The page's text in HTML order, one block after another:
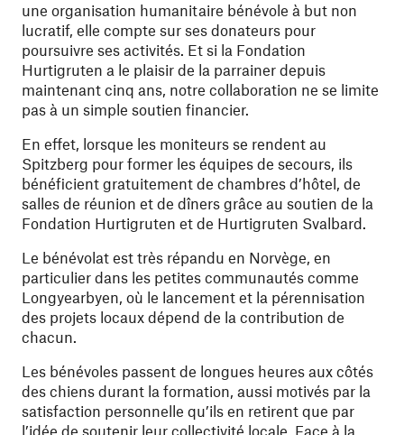
une organisation humanitaire bénévole à but non
lucratif, elle compte sur ses donateurs pour
poursuivre ses activités. Et si la Fondation
Hurtigruten a le plaisir de la parrainer depuis
maintenant cinq ans, notre collaboration ne se limite
pas à un simple soutien financier.
En effet, lorsque les moniteurs se rendent au
Spitzberg pour former les équipes de secours, ils
bénéficient gratuitement de chambres d’hôtel, de
salles de réunion et de dîners grâce au soutien de la
Fondation Hurtigruten et de Hurtigruten Svalbard.
Le bénévolat est très répandu en Norvège, en
particulier dans les petites communautés comme
Longyearbyen, où le lancement et la pérennisation
des projets locaux dépend de la contribution de
chacun.
Les bénévoles passent de longues heures aux côtés
des chiens durant la formation, aussi motivés par la
satisfaction personnelle qu’ils en retirent que par
l’idée de soutenir leur collectivité locale. Face à la